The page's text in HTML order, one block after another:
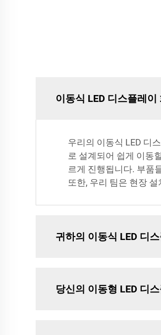
이동식 LED 디스플레
우리의 이동식 LED 디
로 설계되어 쉽게 이동
르게 진행됩니다. 부품
또한, 우리 팀은 현장
귀하의 이동식 LED 디
당신의 이동형 LED 디